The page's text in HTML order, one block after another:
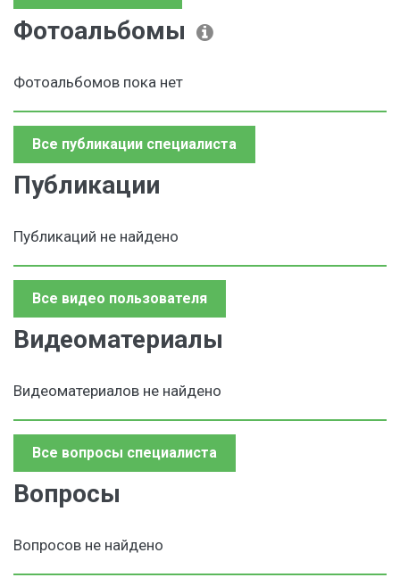
Фотоальбомы
Фотоальбомов пока нет
Все публикации специалиста
Публикации
Публикаций не найдено
Все видео пользователя
Видеоматериалы
Видеоматериалов не найдено
Все вопросы специалиста
Вопросы
Вопросов не найдено